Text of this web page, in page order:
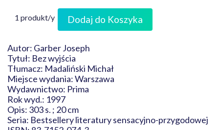
1 produkt/y Dodaj do Koszyka
Autor: Garber Joseph
Tytuł: Bez wyjścia
Tłumacz: Madaliński Michał
Miejsce wydania: Warszawa
Wydawnictwo: Prima
Rok wyd.: 1997
Opis: 303 s. ; 20 cm
Seria: Bestsellery literatury sensacyjno-przygodowej